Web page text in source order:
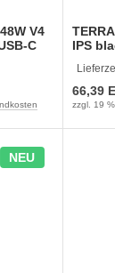
V4
C
IPS
66,39
zzgl. 19
NEU